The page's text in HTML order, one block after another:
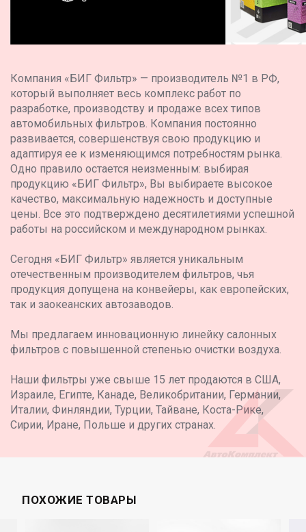
Компания «БИГ Фильтр» — производитель №1 в РФ,
который выполняет весь комплекс работ по
разработке, производству и продаже всех типов
автомобильных фильтров. Компания постоянно
развивается, совершенствуя свою продукцию и
адаптируя ее к изменяющимся потребностям рынка.
Одно правило остается неизменным: выбирая
продукцию «БИГ Фильтр», Вы выбираете высокое
качество, максимальную надежность и доступные
цены. Все это подтверждено десятилетиями успешной
работы на российском и международном рынках.
Сегодня «БИГ Фильтр» является уникальным
отечественным производителем фильтров, чья
продукция допущена на конвейеры, как европейских,
так и заокеанских автозаводов.
Мы предлагаем инновационную линейку салонных
фильтров с повышенной степенью очистки воздуха.
Наши фильтры уже свыше 15 лет продаются в США,
Израиле, Египте, Канаде, Великобритании, Германии,
Италии, Финляндии, Турции, Тайване, Коста-Рике,
Сирии, Иране, Польше и других странах.
ПОХОЖИЕ ТОВАРЫ